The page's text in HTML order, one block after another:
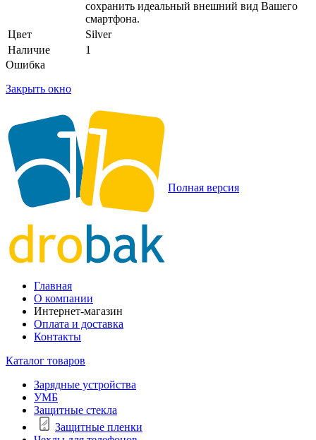
сохранить идеальный внешний вид Вашего
смартфона.
Цвет
Silver
Наличие
1
Ошибка
Закрыть окно
Полная версия
Главная
О компании
Интернет-магазин
Оплата и доставка
Контакты
Каталог товаров
Зарядные устройства
УМБ
Защитные стекла
Защитные пленки